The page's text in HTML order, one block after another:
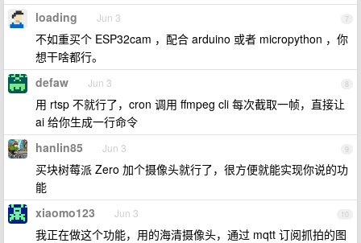
7
loading Jun 3
不如重买个 ESP32cam ，配合 arduino 或者 micropython ，你
想干啥都行。
8
defaw Jun 3
用 rtsp 不就行了，cron 调用 ffmpeg cli 每次截取一帧，直接让
ai 给你生成一行命令
9
hanlin85 Jun 3
买块树莓派 Zero 加个摄像头就行了，很方便就能实现你说的功
能
10
xiaomo123 Jun 3
我正在做这个功能，用的海清摄像头，通过 mqtt 订阅抓拍的图